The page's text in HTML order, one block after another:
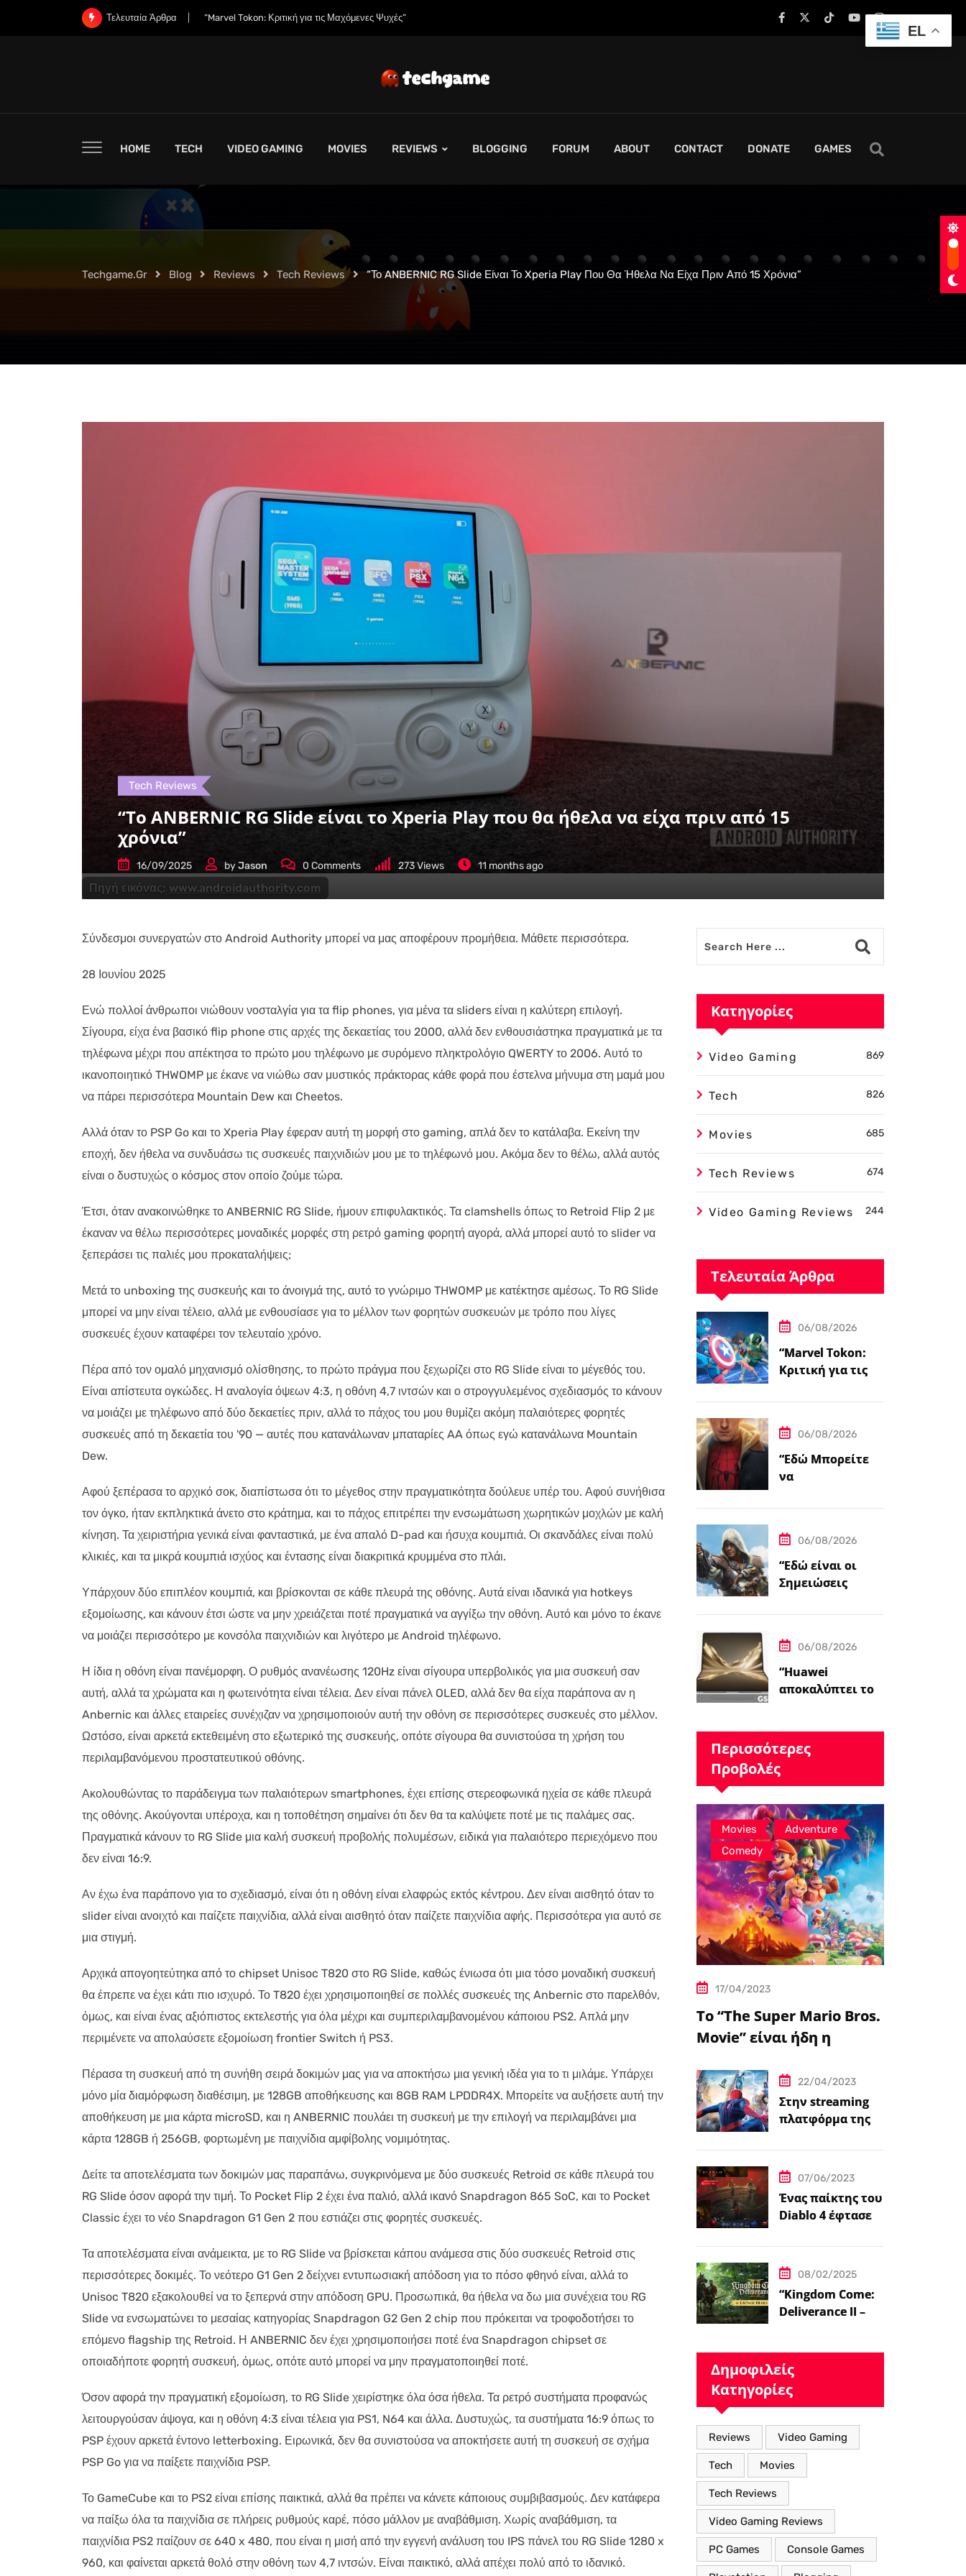
Τελευταία Άρθρα “Εδώ Μπορείτε να Προπαραγγείλετε το Spider-Man: Brand New Day σε 4K και Blu-Ray”
HOME TECH VIDEO GAMING MOVIES REVIEWS BLOGGING FORUM ABOUT CONTACT DONATE GAMES
Techgame.gr Blog Reviews Tech Reviews “Το ANBERNIC RG Slide Είναι Το Xperia Play Που Θα Ήθελα Να Είχα Πριν Από 15 Χρόνια”
Πηγή εικόνας: www.androidauthority.com
Tech Reviews
“Το ANBERNIC RG Slide είναι το Xperia Play που θα ήθελα να είχα πριν από 15
χρόνια”
16/09/2025 byJason 0 Comments 273Views 11 months ago
Σύνδεσμοι συνεργατών στο Android Authority μπορεί να μας αποφέρουν προμήθεια. Μάθετε περισσότερα.
28 Ιουνίου 2025
Ενώ πολλοί άνθρωποι νιώθουν νοσταλγία για τα flip phones, για μένα τα sliders είναι η καλύτερη επιλογή.
Σίγουρα, είχα ένα βασικό flip phone στις αρχές της δεκαετίας του 2000, αλλά δεν ενθουσιάστηκα πραγματικά με τα
τηλέφωνα μέχρι που απέκτησα το πρώτο μου τηλέφωνο με συρόμενο πληκτρολόγιο QWERTY το 2006. Αυτό το
ικανοποιητικό THWOMP με έκανε να νιώθω σαν μυστικός πράκτορας κάθε φορά που έστελνα μήνυμα στη μαμά μου
να πάρει περισσότερα Mountain Dew και Cheetos.
Αλλά όταν το PSP Go και το Xperia Play έφεραν αυτή τη μορφή στο gaming, απλά δεν το κατάλαβα. Εκείνη την
εποχή, δεν ήθελα να συνδυάσω τις συσκευές παιχνιδιών μου με το τηλέφωνό μου. Ακόμα δεν το θέλω, αλλά αυτός
είναι ο δυστυχώς ο κόσμος στον οποίο ζούμε τώρα.
Έτσι, όταν ανακοινώθηκε το ANBERNIC RG Slide, ήμουν επιφυλακτικός. Τα clamshells όπως το Retroid Flip 2 με
έκαναν να θέλω περισσότερες μοναδικές μορφές στη ρετρό gaming φορητή αγορά, αλλά μπορεί αυτό το slider να
ξεπεράσει τις παλιές μου προκαταλήψεις;
Μετά το unboxing της συσκευής και το άνοιγμά της, αυτό το γνώριμο THWOMP με κατέκτησε αμέσως. Το RG Slide
μπορεί να μην είναι τέλειο, αλλά με ενθουσίασε για το μέλλον των φορητών συσκευών με τρόπο που λίγες
συσκευές έχουν καταφέρει τον τελευταίο χρόνο.
Πέρα από τον ομαλό μηχανισμό ολίσθησης, το πρώτο πράγμα που ξεχωρίζει στο RG Slide είναι το μέγεθός του.
Είναι απίστευτα ογκώδες. Η αναλογία όψεων 4:3, η οθόνη 4,7 ιντσών και ο στρογγυλεμένος σχεδιασμός το κάνουν
να μοιάζει με τηλέφωνο από δύο δεκαετίες πριν, αλλά το πάχος του μου θυμίζει ακόμη παλαιότερες φορητές
συσκευές από τη δεκαετία του '90 — αυτές που κατανάλωναν μπαταρίες AA όπως εγώ κατανάλωνα Mountain
Dew.
Αφού ξεπέρασα το αρχικό σοκ, διαπίστωσα ότι το μέγεθος στην πραγματικότητα δούλευε υπέρ του. Αφού συνήθισα
τον όγκο, ήταν εκπληκτικά άνετο στο κράτημα, και το πάχος επιτρέπει την ενσωμάτωση χωρητικών μοχλών με καλή
κίνηση. Τα χειριστήρια γενικά είναι φανταστικά, με ένα απαλό D-pad και ήσυχα κουμπιά. Οι σκανδάλες είναι πολύ
κλικιές, και τα μικρά κουμπιά ισχύος και έντασης είναι διακριτικά κρυμμένα στο πλάι.
Υπάρχουν δύο επιπλέον κουμπιά, και βρίσκονται σε κάθε πλευρά της οθόνης. Αυτά είναι ιδανικά για hotkeys
εξομοίωσης, και κάνουν έτσι ώστε να μην χρειάζεται ποτέ πραγματικά να αγγίξω την οθόνη. Αυτό και μόνο το έκανε
να μοιάζει περισσότερο με κονσόλα παιχνιδιών και λιγότερο με Android τηλέφωνο.
Η ίδια η οθόνη είναι πανέμορφη. Ο ρυθμός ανανέωσης 120Hz είναι σίγουρα υπερβολικός για μια συσκευή σαν
αυτή, αλλά τα χρώματα και η φωτεινότητα είναι τέλεια. Δεν είναι πάνελ OLED, αλλά δεν θα είχα παράπονα αν η
Anbernic και άλλες εταιρείες συνέχιζαν να χρησιμοποιούν αυτή την οθόνη σε περισσότερες συσκευές στο μέλλον.
Ωστόσο, είναι αρκετά εκτεθειμένη στο εξωτερικό της συσκευής, οπότε σίγουρα θα συνιστούσα τη χρήση του
περιλαμβανόμενου προστατευτικού οθόνης.
Ακολουθώντας το παράδειγμα των παλαιότερων smartphones, έχει επίσης στερεοφωνικά ηχεία σε κάθε πλευρά
της οθόνης. Ακούγονται υπέροχα, και η τοποθέτηση σημαίνει ότι δεν θα τα καλύψετε ποτέ με τις παλάμες σας.
Πραγματικά κάνουν το RG Slide μια καλή συσκευή προβολής πολυμέσων, ειδικά για παλαιότερο περιεχόμενο που
δεν είναι 16:9.
Αν έχω ένα παράπονο για το σχεδιασμό, είναι ότι η οθόνη είναι ελαφρώς εκτός κέντρου. Δεν είναι αισθητό όταν το
slider είναι ανοιχτό και παίζετε παιχνίδια, αλλά είναι αισθητό όταν παίζετε παιχνίδια αφής. Περισσότερα για αυτό σε
μια στιγμή.
Αρχικά απογοητεύτηκα από το chipset Unisoc T820 στο RG Slide, καθώς ένιωσα ότι μια τόσο μοναδική συσκευή
θα έπρεπε να έχει κάτι πιο ισχυρό. Το T820 έχει χρησιμοποιηθεί σε πολλές συσκευές της Anbernic στο παρελθόν,
όμως, και είναι ένας αξιόπιστος εκτελεστής για όλα μέχρι και συμπεριλαμβανομένου κάποιου PS2. Απλά μην
περιμένετε να απολαύσετε εξομοίωση frontier Switch ή PS3.
Πέρασα τη συσκευή από τη συνήθη σειρά δοκιμών μας για να αποκτήσω μια γενική ιδέα για το τι μιλάμε. Υπάρχει
μόνο μία διαμόρφωση διαθέσιμη, με 128GB αποθήκευσης και 8GB RAM LPDDR4X. Μπορείτε να αυξήσετε αυτή την
αποθήκευση με μια κάρτα microSD, και η ANBERNIC πουλάει τη συσκευή με την επιλογή να περιλαμβάνει μια
κάρτα 128GB ή 256GB, φορτωμένη με παιχνίδια αμφίβολης νομιμότητας.
Δείτε τα αποτελέσματα των δοκιμών μας παραπάνω, συγκρινόμενα με δύο συσκευές Retroid σε κάθε πλευρά του
RG Slide όσον αφορά την τιμή. Το Pocket Flip 2 έχει ένα παλιό, αλλά ικανό Snapdragon 865 SoC, και το Pocket
Classic έχει το νέο Snapdragon G1 Gen 2 που εστιάζει στις φορητές συσκευές.
Τα αποτελέσματα είναι ανάμεικτα, με το RG Slide να βρίσκεται κάπου ανάμεσα στις δύο συσκευές Retroid στις
περισσότερες δοκιμές. Το νεότερο G1 Gen 2 δείχνει εντυπωσιακή απόδοση για το πόσο φθηνό είναι, αλλά το
Unisoc T820 εξακολουθεί να το ξεπερνά στην απόδοση GPU. Προσωπικά, θα ήθελα να δω μια συνέχεια του RG
Slide να ενσωματώνει το μεσαίας κατηγορίας Snapdragon G2 Gen 2 chip που πρόκειται να τροφοδοτήσει το
επόμενο flagship της Retroid. Η ANBERNIC δεν έχει χρησιμοποιήσει ποτέ ένα Snapdragon chipset σε
οποιαδήποτε φορητή συσκευή, όμως, οπότε αυτό μπορεί να μην πραγματοποιηθεί ποτέ.
Όσον αφορά την πραγματική εξομοίωση, το RG Slide χειρίστηκε όλα όσα ήθελα. Τα ρετρό συστήματα προφανώς
λειτουργούσαν άψογα, και η οθόνη 4:3 είναι τέλεια για PS1, N64 και άλλα. Δυστυχώς, τα συστήματα 16:9 όπως το
PSP έχουν αρκετά έντονο letterboxing. Ειρωνικά, δεν θα συνιστούσα να αποκτήσετε αυτή τη συσκευή σε σχήμα
PSP Go για να παίξετε παιχνίδια PSP.
Το GameCube και το PS2 είναι επίσης παικτικά, αλλά θα πρέπει να κάνετε κάποιους συμβιβασμούς. Δεν κατάφερα
να παίξω όλα τα παιχνίδια σε πλήρεις ρυθμούς καρέ, πόσο μάλλον με αναβάθμιση. Χωρίς αναβάθμιση, τα
παιχνίδια PS2 παίζουν σε 640 x 480, που είναι η μισή από την εγγενή ανάλυση του IPS πάνελ του RG Slide 1280 x
960, και φαίνεται αρκετά θολό στην οθόνη των 4,7 ιντσών. Είναι παικτικό, αλλά απέχει πολύ από το ιδανικό.
Κατηγορίες
Video Gaming 869
Tech 826
Movies 685
Tech Reviews 674
Video Gaming Reviews 244
Τελευταία Άρθρα
06/08/2026
“Marvel Tokon:
Κριτική για τις
Ψυχές”
06/08/2026
“Εδώ Μπορείτε
να
το Spider-Man:
Brand New Day
σε 4K και Blu-
Ray”
06/08/2026
“Εδώ είναι οι
Σημειώσεις
το Assassin’s
Creed Black Flag
Resynced…
06/08/2026
“Huawei
αποκαλύπτει το
Ειδήσεις
GSMArena.com”
Περισσότερες
Προβολές
Movies , Adventure ,
Comedy
17/04/2023
Το “The Super Mario Bros.
Movie” είναι ήδη η
μεταφορά
βιντεοπαιχνιδιού στον
κινηματογράφο
22/04/2023
Στην streaming
πλατφόρμα της
σήμερα πέντε
ταινίες Spider-
Man
07/06/2023
Ένας παίκτης του
Diablo 4 έφτασε
08/02/2025
“Kingdom Come:
Deliverance II – Η
Κόσμο με Νέα
Βελτιωμένα
Χαρακτηριστικά”
Δημοφιλείς
Κατηγορίες
Reviews Video Gaming
Tech Movies
Tech Reviews
Video Gaming Reviews
PC Games Console Games
EL